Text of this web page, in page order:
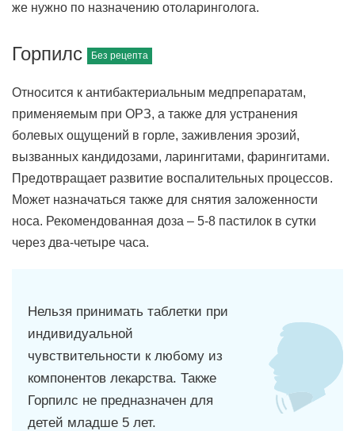
же нужно по назначению отоларинголога.
Горпилс
Относится к антибактериальным медпрепаратам,
применяемым при ОРЗ, а также для устранения
болевых ощущений в горле, заживления эрозий,
вызванных кандидозами, ларингитами, фарингитами.
Предотвращает развитие воспалительных процессов.
Может назначаться также для снятия заложенности
носа. Рекомендованная доза – 5-8 пастилок в сутки
через два-четыре часа.
Нельзя принимать таблетки при
индивидуальной
чувствительности к любому из
компонентов лекарства. Также
Горпилс не предназначен для
детей младше 5 лет.